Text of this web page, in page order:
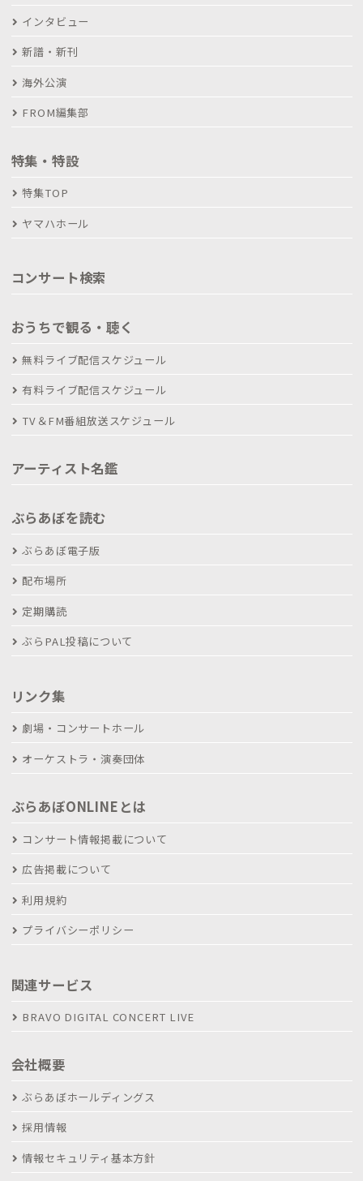
インタビュー
新譜・新刊
海外公演
FROM編集部
特集・特設
特集TOP
ヤマハホール
コンサート検索
おうちで観る・聴く
無料ライブ配信スケジュール
有料ライブ配信スケジュール
TV＆FM番組放送スケジュール
アーティスト名鑑
ぶらあぼを読む
ぶらあぼ電子版
配布場所
定期購読
ぶらPAL投稿について
リンク集
劇場・コンサートホール
オーケストラ・演奏団体
ぶらあぼONLINEとは
コンサート情報掲載について
広告掲載について
利用規約
プライバシーポリシー
関連サービス
BRAVO DIGITAL CONCERT LIVE
会社概要
ぶらあぼホールディングス
採用情報
情報セキュリティ基本方針